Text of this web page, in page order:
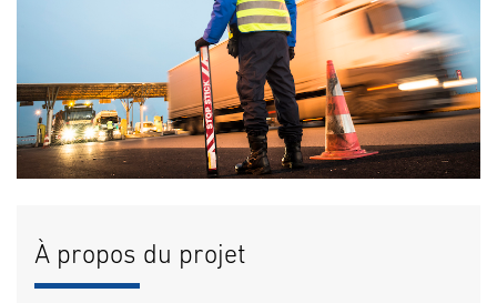
À propos du projet